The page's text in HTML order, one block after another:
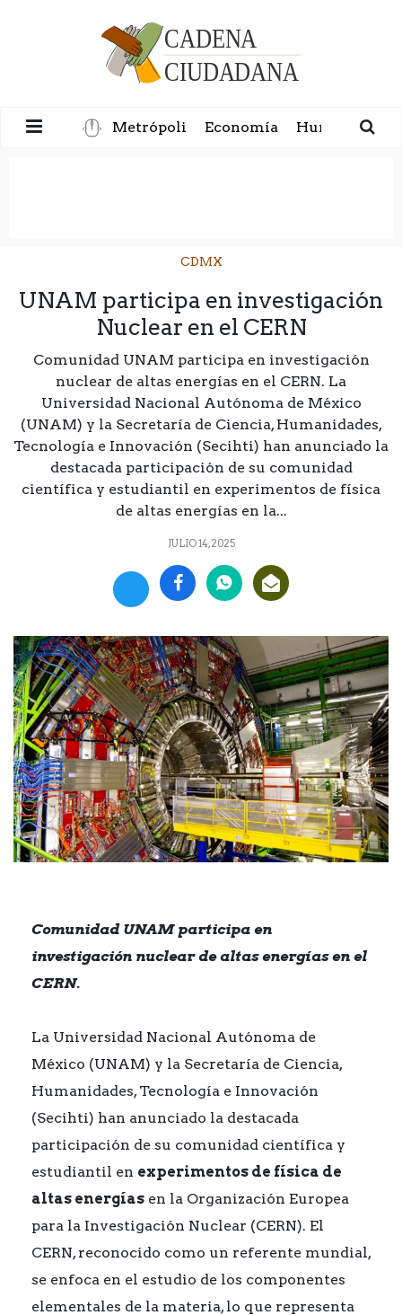
Metrópoli Economía Humanidad
CDMX
UNAM participa en investigación
Nuclear en el CERN
Comunidad UNAM participa en investigación
nuclear de altas energías en el CERN. La
Universidad Nacional Autónoma de México
(UNAM) y la Secretaría de Ciencia, Humanidades,
Tecnología e Innovación (Secihti) han anunciado la
destacada participación de su comunidad
científica y estudiantil en experimentos de física
de altas energías en la...
JULIO 14, 2025
Comunidad UNAM participa en
investigación nuclear de altas energías en el
CERN.
La Universidad Nacional Autónoma de
México (UNAM) y la Secretaría de Ciencia,
Humanidades, Tecnología e Innovación
(Secihti) han anunciado la destacada
participación de su comunidad científica y
estudiantil en experimentos de física de
altas energías en la Organización Europea
para la Investigación Nuclear (CERN). El
CERN, reconocido como un referente mundial,
se enfoca en el estudio de los componentes
elementales de la materia, lo que representa